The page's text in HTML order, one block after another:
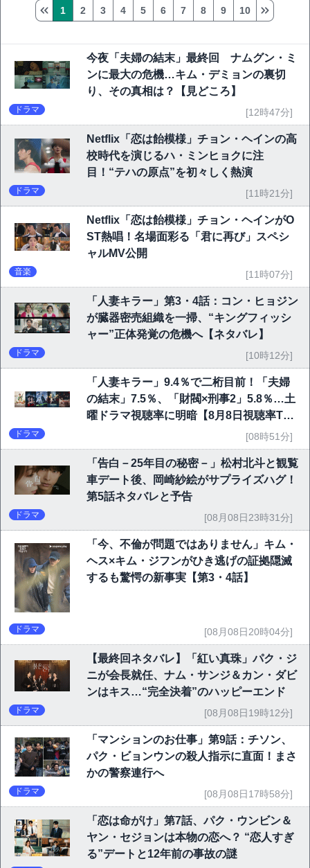
1 2 3 4 5 6 7 8 9 10
今夜「夫婦の結末」最終回 ナムグン・ミ
ンに最大の危機…キム・デミョンの裏切
り、その真相は？【見どころ】
ドラマ [12時47分]
Netflix「恋は飴模様」チョン・ヘインの高
校時代を演じるハ・ミンヒョクに注
目！“テハの原点”を初々しく熱演
ドラマ [11時21分]
Netflix「恋は飴模様」チョン・ヘインがO
ST熱唱！名場面彩る「君に再び」スペシ
ャルMV公開
音楽 [11時07分]
「人妻キラー」第3・4話：コン・ヒョジン
が臓器密売組織を一掃、“キングフィッシ
ャー”正体発覚の危機へ【ネタバレ】
ドラマ [10時12分]
「人妻キラー」9.4％で二桁目前！「夫婦
の結末」7.5％、「財閥×刑事2」5.8％…土
曜ドラマ視聴率に明暗【8月8日視聴率TO
ドラマ [08時51分]
「告白－25年目の秘密－」松村北斗と観覧
車デート後、岡崎紗絵がサプライズハグ！
第5話ネタバレと予告
ドラマ [08月08日23時31分]
「今、不倫が問題ではありません」キム・
ヘス×キム・ジフンがひき逃げの証拠隠滅
するも驚愕の新事実【第3・4話】
ドラマ [08月08日20時04分]
【最終回ネタバレ】「紅い真珠」パク・ジ
ニが会長就任、ナム・サンジ＆カン・ダビ
ンはキス…“完全決着”のハッピーエンド
ドラマ [08月08日19時12分]
「マンションのお仕事」第9話：チソン、
パク・ビョンウンの殺人指示に直面！まさ
かの警察連行へ
ドラマ [08月08日17時58分]
「恋は命がけ」第7話、パク・ウンビン＆
ヤン・セジョンは本物の恋へ？ “恋人すぎ
る”デートと12年前の事故の謎